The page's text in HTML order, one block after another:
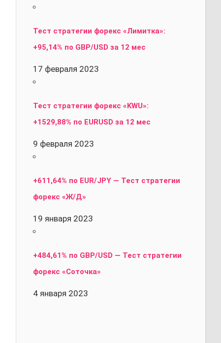
Тест стратегии форекс «Лимитка»:
+95,14% по GBP/USD за 12 мес
17 февраля 2023
Тест стратегии форекс «KWU»:
+1529,88% по EURUSD за 12 мес
9 февраля 2023
+611,64% по EUR/JPY — Тест стратегии
форекс «Ж/Д»
19 января 2023
+484,61% по GBP/USD — Тест стратегии
форекс «Соточка»
4 января 2023